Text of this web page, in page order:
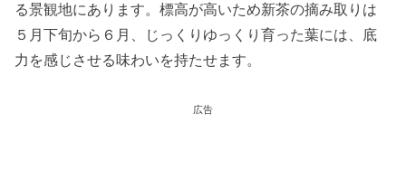
る景観地にあります。標高が高いため新茶の摘み取りは
５月下旬から６月、じっくりゆっくり育った葉には、底
力を感じさせる味わいを持たせます。
広告